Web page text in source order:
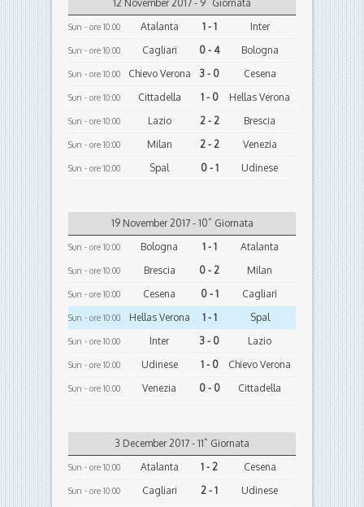
12 November 2017 - 9ˆ Giornata
Sun - ore 10:00 Atalanta 1 - 1 Inter
Sun - ore 10:00 Cagliari 0 - 4 Bologna
Sun - ore 10:00 Chievo Verona 3 - 0 Cesena
Sun - ore 10:00 Cittadella 1 - 0 Hellas Verona
Sun - ore 10:00 Lazio 2 - 2 Brescia
Sun - ore 10:00 Milan 2 - 2 Venezia
Sun - ore 10:00 Spal 0 - 1 Udinese
19 November 2017 - 10ˆ Giornata
Sun - ore 10:00 Bologna 1 - 1 Atalanta
Sun - ore 10:00 Brescia 0 - 2 Milan
Sun - ore 10:00 Cesena 0 - 1 Cagliari
Sun - ore 10:00 Hellas Verona 1 - 1 Spal
Sun - ore 10:00 Inter 3 - 0 Lazio
Sun - ore 10:00 Udinese 1 - 0 Chievo Verona
Sun - ore 10:00 Venezia 0 - 0 Cittadella
3 December 2017 - 11ˆ Giornata
Sun - ore 10:00 Atalanta 1 - 2 Cesena
Sun - ore 10:00 Cagliari 2 - 1 Udinese